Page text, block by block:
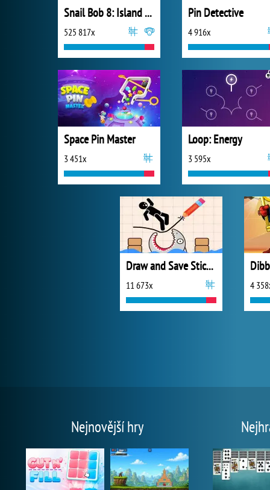
Snail Bob 8: Island Story
525 817x
Pin Detective
4 916x
Space Pin Master
3 451x
Loop: Energy
3 595x
Draw and Save Stickman
11 673x 4
Nejnovější hry